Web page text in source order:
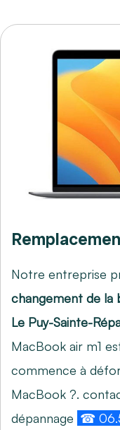
Notre entreprise
changement de la
Le Puy-Sainte-
MacBook air m1
commence à
MacBook ?.
dépannage ☎